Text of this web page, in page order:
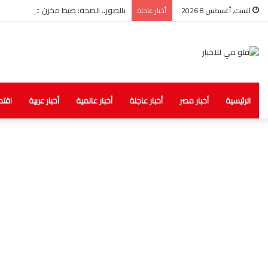
السبت, أغسطس 8 2026 أخبار عاجلة بالصور.. الصحة: ضبط مخزن غير مرخص
الرئيسية أخبار مصر أخبار عاجلة أخبار عالمية أخبار عربية